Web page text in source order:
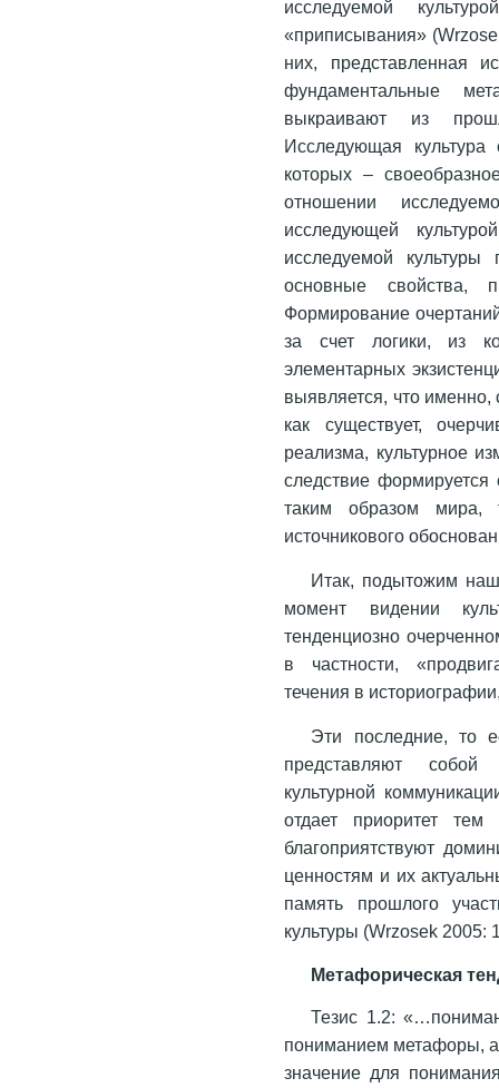
исследуемой
«приписывания»
них, представленная
фундаментальные
выкраивают из
Исследующая
которых –
отношении
исследующей
исследуемой культуры
основные свойства,
Формирование
за счет логики, из
элементарных
выявляется, что именно,
как существует,
реализма, культурное
следствие
таким образом мира,
источникового
Итак, подытожим
момент видении
тенденциозно
в частности,
течения в
Эти последние, то
представляют собой
культурной
отдает приоритет тем
благоприятствуют
ценностям и их
память прошлого
культуры (Wrzosek 2005:
Метафорическая
Тезис 1.2:
пониманием метафоры,
значение для